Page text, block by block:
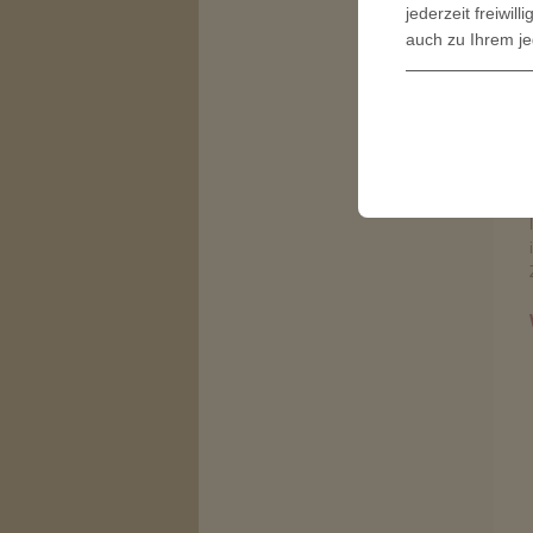
jederzeit
auch zu Ihrem